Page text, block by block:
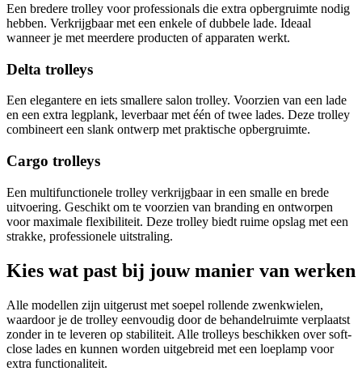
Een bredere trolley voor professionals die extra opbergruimte nodig
hebben. Verkrijgbaar met een enkele of dubbele lade. Ideaal
wanneer je met meerdere producten of apparaten werkt.
Delta trolleys
Een elegantere en iets smallere salon trolley. Voorzien van een lade
en een extra legplank, leverbaar met één of twee lades. Deze trolley
combineert een slank ontwerp met praktische opbergruimte.
Cargo trolleys
Een multifunctionele trolley verkrijgbaar in een smalle en brede
uitvoering. Geschikt om te voorzien van branding en ontworpen
voor maximale flexibiliteit. Deze trolley biedt ruime opslag met een
strakke, professionele uitstraling.
Kies wat past bij jouw manier van werken
Alle modellen zijn uitgerust met soepel rollende zwenkwielen,
waardoor je de trolley eenvoudig door de behandelruimte verplaatst
zonder in te leveren op stabiliteit. Alle trolleys beschikken over soft-
close lades en kunnen worden uitgebreid met een loeplamp voor
extra functionaliteit.